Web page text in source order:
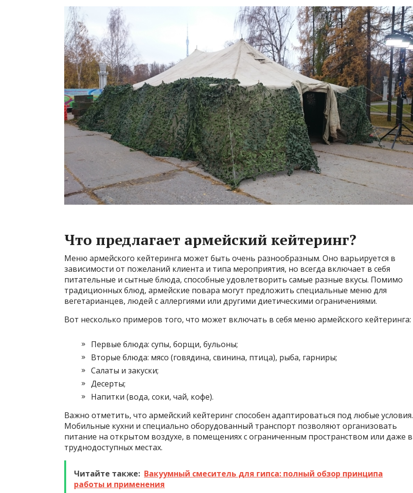
Что предлагает армейский кейтеринг?
Меню армейского кейтеринга может быть очень разнообразным. Оно варьируется в
зависимости от пожеланий клиента и типа мероприятия, но всегда включает в себя
питательные и сытные блюда, способные удовлетворить самые разные вкусы. Помимо
традиционных блюд, армейские повара могут предложить специальные меню для
вегетарианцев, людей с аллергиями или другими диетическими ограничениями.
Вот несколько примеров того, что может включать в себя меню армейского кейтеринга:
Первые блюда: супы, борщи, бульоны;
Вторые блюда: мясо (говядина, свинина, птица), рыба, гарниры;
Салаты и закуски;
Десерты;
Напитки (вода, соки, чай, кофе).
Важно отметить, что армейский кейтеринг способен адаптироваться под любые условия.
Мобильные кухни и специально оборудованный транспорт позволяют организовать
питание на открытом воздухе, в помещениях с ограниченным пространством или даже в
труднодоступных местах.
Читайте также: Вакуумный смеситель для гипса: полный обзор принципа
работы и применения